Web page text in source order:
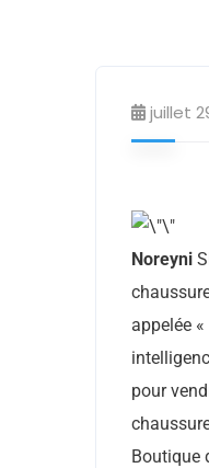
juillet
Noreyni
appelée
pour
Boutique